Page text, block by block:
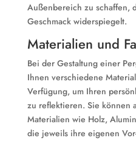
Außenbereich zu schaffen,
Geschmack widerspiegelt.
Materialien und
Bei der Gestaltung einer
Ihnen verschiedene
Verfügung, um Ihren
zu reflektieren. Sie können
Materialien wie Holz,
die jeweils ihre eigenen